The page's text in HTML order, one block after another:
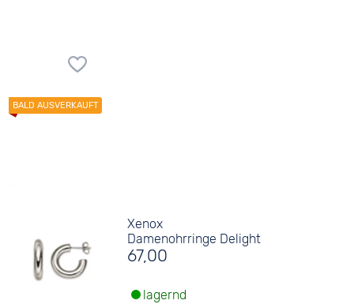
Xenox
Damenohrringe Delight
67,00
lagernd